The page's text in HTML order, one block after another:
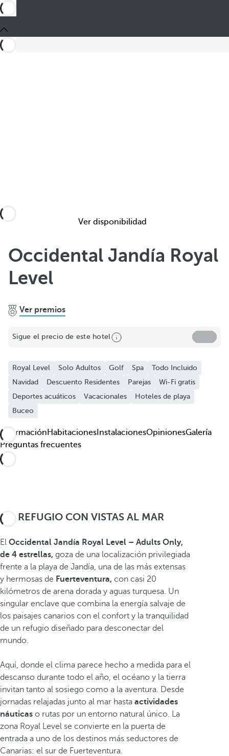
Ver más fotos y videos
Ver disponibilidad
Occidental Jandía Royal
Level
Ver premios
Sigue el precio de este hotel
Royal Level Solo Adultos Golf Spa
Todo Incluido
Navidad
Descuento Residentes Parejas
Wi-Fi gratis
Deportes acuáticos
Vacacionales
Hoteles de playa
Buceo
Información Habitaciones InstalacionesOpinionesGalería
Preguntas frecuentes
UN REFUGIO CON VISTAS AL MAR
El Occidental Jandía Royal Level – Adults Only,
de 4 estrellas, goza de una localización privilegiada
frente a la playa de Jandía, una de las más extensas
y hermosas de Fuerteventura, con casi 20
kilómetros de arena dorada y aguas turquesa. Un
singular enclave que combina la energía salvaje de
los paisajes canarios con el confort y la tranquilidad
de un refugio diseñado para desconectar del
mundo.
Aquí, donde el clima parece hecho a medida para el
descanso durante todo el año, el océano y la tierra
invitan tanto al sosiego como a la aventura. Desde
jornadas relajadas junto al mar hasta actividades
náuticas o rutas por un entorno natural único. La
zona Royal Level se convierte en la puerta de
entrada a uno de los destinos más seductores de
Canarias: el sur de Fuerteventura.